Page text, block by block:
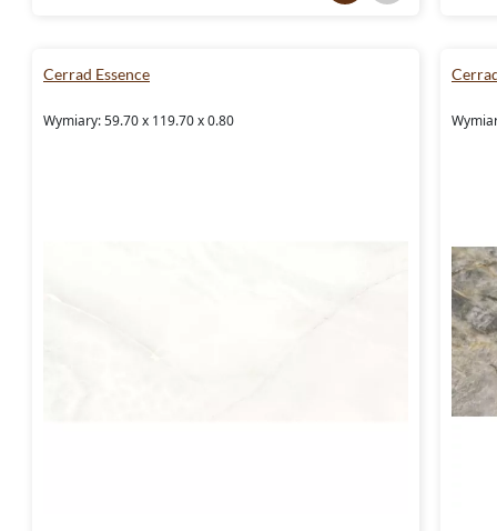
Cerrad Essence
Wymiary: 59.70 x 119.70 x 0.80